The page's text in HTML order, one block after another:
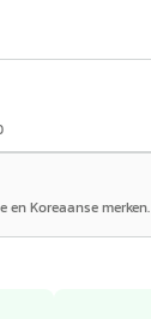
en Koreaanse merken.